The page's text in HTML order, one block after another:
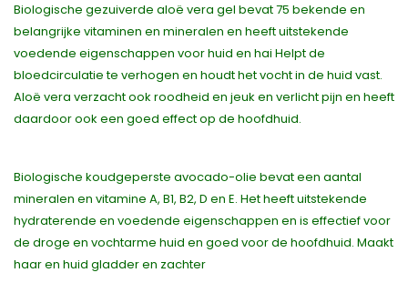
Biologische gezuiverde aloë vera gel bevat 75 bekende en
belangrijke vitaminen en mineralen en heeft uitstekende
voedende eigenschappen voor huid en hai Helpt de
bloedcirculatie te verhogen en houdt het vocht in de huid vast.
Aloë vera verzacht ook roodheid en jeuk en verlicht pijn en heeft
daardoor ook een goed effect op de hoofdhuid.
Biologische koudgeperste avocado-olie bevat een aantal
mineralen en vitamine A, B1, B2, D en E. Het heeft uitstekende
hydraterende en voedende eigenschappen en is effectief voor
de droge en vochtarme huid en goed voor de hoofdhuid. Maakt
haar en huid gladder en zachter